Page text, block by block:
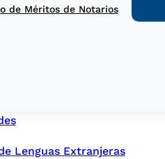
de Méritos de Notarios
Lenguas Extranjeras